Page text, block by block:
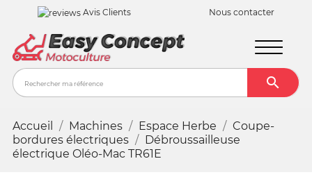
Avis Clients Nous contacter

Accueil Machines Espace Herbe
Coupe-
bordures électriques
Débroussailleuse
électrique Oléo-Mac TR61E